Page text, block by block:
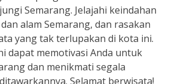
Semarang. Jelajahi keindahan
alam Semarang, dan rasakan
yang tak terlupakan di kota ini.
dapat memotivasi Anda untuk
dan menikmati segala
Selamat berwisata!